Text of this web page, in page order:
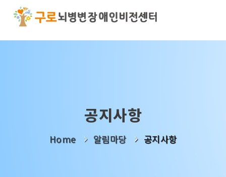
기관소개
공지사항
Home 알림마당 공지사항